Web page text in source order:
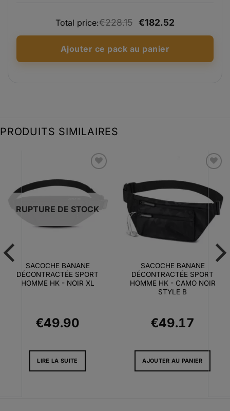
€99.90.€79.92.
Total price:€228.15 €182.52
Ajouter ce pack au panier
PRODUITS SIMILAIRES
à la liste
d’envies
RUPTURE DE STOCK
SACOCHE BANANE
DÉCONTRACTÉE SPORT
HOMME HK - NOIR XL
€49.90
LIRE LA SUITE
à la liste
d’envies
SACOCHE BANANE
DÉCONTRACTÉE SPORT
HOMME HK - CAMO NOIR
STYLE B
€49.17
AJOUTER AU PANIER